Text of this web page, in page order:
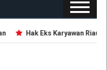
Hak Eks Karyawan Riau